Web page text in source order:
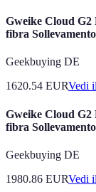
Gweike Cloud G2
fibra
Geekbuying DE
1620.54 EURVedi
Gweike Cloud G2
fibra
Geekbuying DE
1980.86 EURVedi